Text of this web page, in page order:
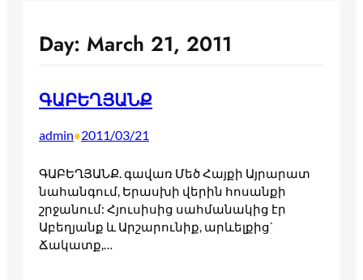
Day: March 21, 2011
ԳԱԲԵՂՅԱՆՔ
admin•2011/03/21
ԳԱԲԵՂՅԱՆՔ. գավառ Մեծ Հայքի Այրարատ
նահանգում, Երասխի վերին հոսանքի
շրջանում: Հյուսիսից սահմանակից էր
Աբեղյանք և Արշարունիք, արևելքից`
Ճակատք,…